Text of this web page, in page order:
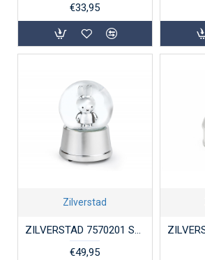
€33,95
Zilverstad
ZILVERSTAD 7570201 SNEEUWBOL MET MUZIEK NIJNTJE
€49,95